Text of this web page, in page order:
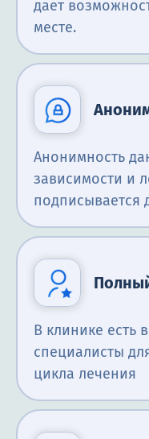
дает
месте.
Анонимность
зависимости и
подписывается
В клинике есть
специалисты
цикла лечения